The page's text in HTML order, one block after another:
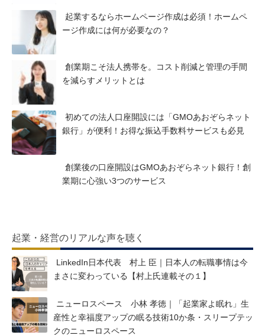
起業するならホームページ作成は必須！ホームペ
ージ作成には何が必要なの？
創業期こそ法人携帯を。コスト削減と管理の手間
を減らすメリットとは
初めての法人口座開設には「GMOあおぞらネット
銀行」が便利！お得な振込手数料サービスも必見
創業後の口座開設はGMOあおぞらネット銀行！創
業期に心強い3つのサービス
起業・経営のリアルな声を聴く
LinkedIn日本代表 村上 臣｜日本人の転職事情は今
まさに変わっている【村上氏連載その１】
ニューロスペース 小林 孝徳｜「起業家よ眠れ」生
産性と幸福度アップの眠る技術10か条・スリープテッ
クのニューロスペース